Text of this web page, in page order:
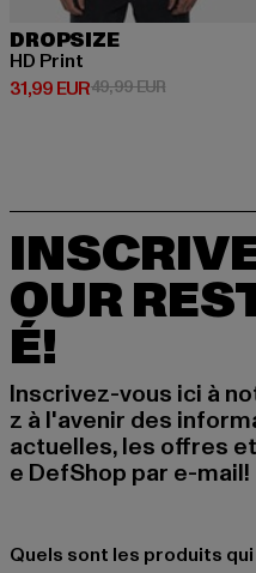
DROPSIZE
HD Print
31,99 EUR
Prix courant: 31,99 EUR
49,99 EURPrix en
OUR
É!
Inscrivez-vous ici à
z à l'avenir des
actuelles, les offres
e DefShop par e-mail!
Quels sont les produits